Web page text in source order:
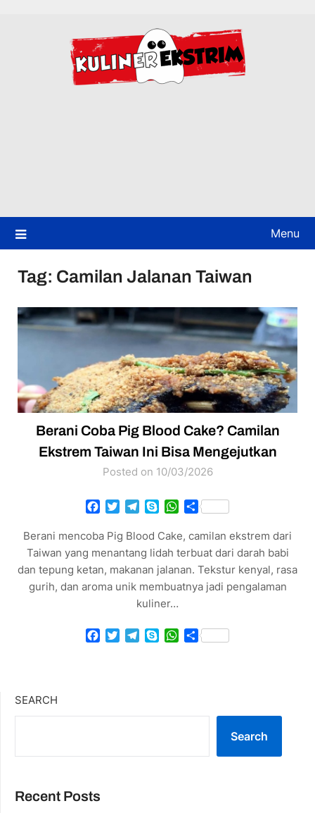
Menu
Tag: Camilan Jalanan Taiwan
Berani Coba Pig Blood Cake? Camilan
Ekstrem Taiwan Ini Bisa Mengejutkan
Posted on 10/03/2026
Facebook
TwitterTelegram
SkypeWhatsApp
Share
Berani mencoba Pig Blood Cake, camilan ekstrem dari
Taiwan yang menantang lidah terbuat dari darah babi
dan tepung ketan, makanan jalanan. Tekstur kenyal, rasa
gurih, dan aroma unik membuatnya jadi pengalaman
kuliner…
Facebook
TwitterTelegram
SkypeWhatsApp
Share
SEARCH
Search
Recent Posts